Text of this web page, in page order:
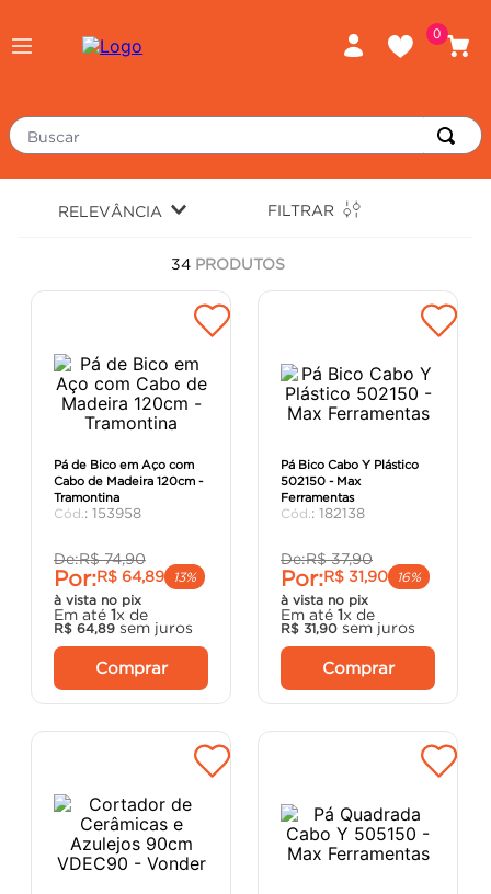
0
Buscar
RELEVÂNCIA FILTRAR
34 PRODUTOS
Pá de Bico em Aço com
Cabo de Madeira 120cm -
Tramontina
: 153958
De:R$ 74,90
Por:R$ 64,89
13%
à vista no pix
Em até 1x de
R$ 64,89 sem juros
Comprar
Pá Bico Cabo Y Plástico
502150 - Max
Ferramentas
: 182138
De:R$ 37,90
Por:R$ 31,90
16%
à vista no pix
Em até 1x de
R$ 31,90 sem juros
Comprar
massa corrida
chuveiro
argamassa
º porta
º cadeira